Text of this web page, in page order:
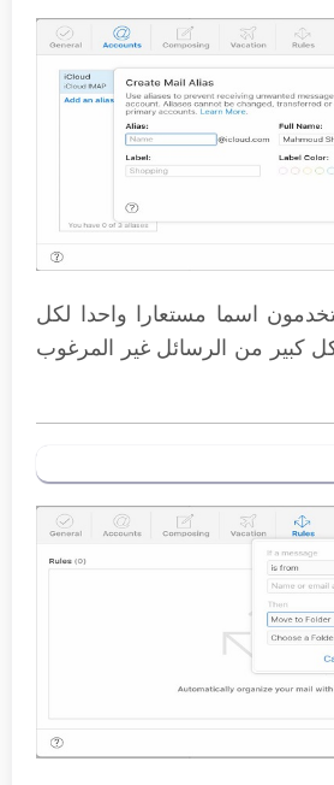
اسما مستعارا واحدا لكل
كبير من الرسائل غير المرغوب